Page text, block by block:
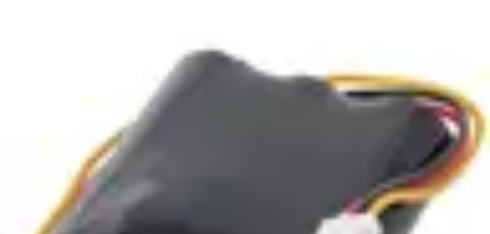
Règles et Jeux